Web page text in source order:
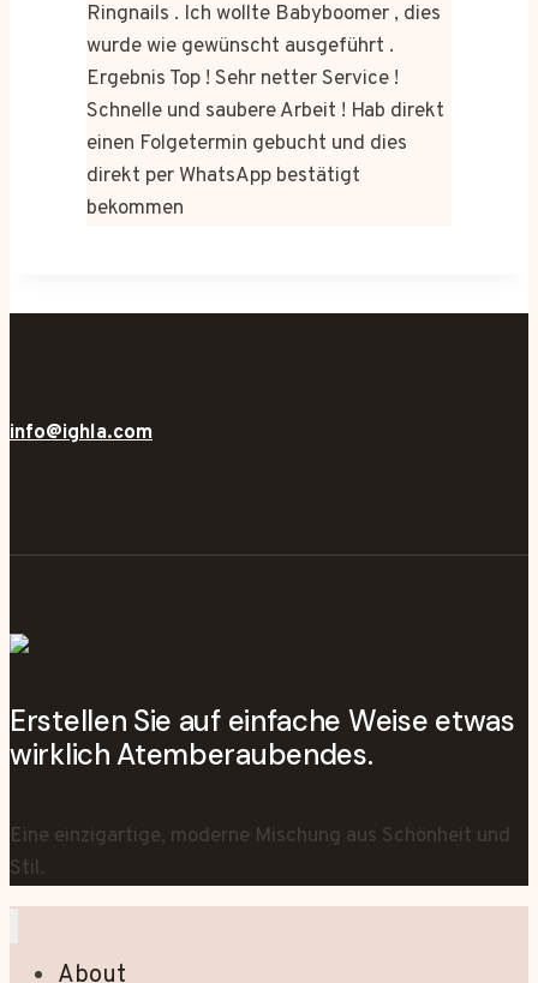
Ringnails . Ich wollte Babyboomer , dies
wurde wie gewünscht ausgeführt .
Ergebnis Top ! Sehr netter Service !
Schnelle und saubere Arbeit ! Hab direkt
einen Folgetermin gebucht und dies
direkt per WhatsApp bestätigt
bekommen
info@ighla.com
Erstellen Sie auf einfache Weise etwas
wirklich Atemberaubendes.
Eine einzigartige, moderne Mischung aus Schönheit und
Stil.
About